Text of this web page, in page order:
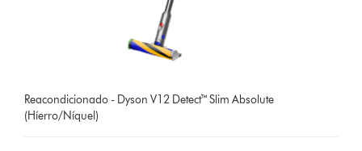
Reacondicionado - Dyson V12 Detect™ Slim Absolute
(Híerro/Níquel)